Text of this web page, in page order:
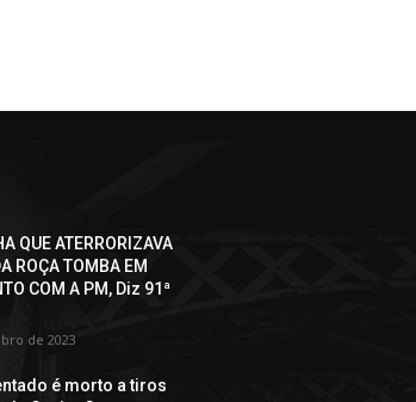
QUE ATERRORIZAVA
ROÇA TOMBA EM
COM A PM, Diz 91ª
de 2023
é morto a tiros